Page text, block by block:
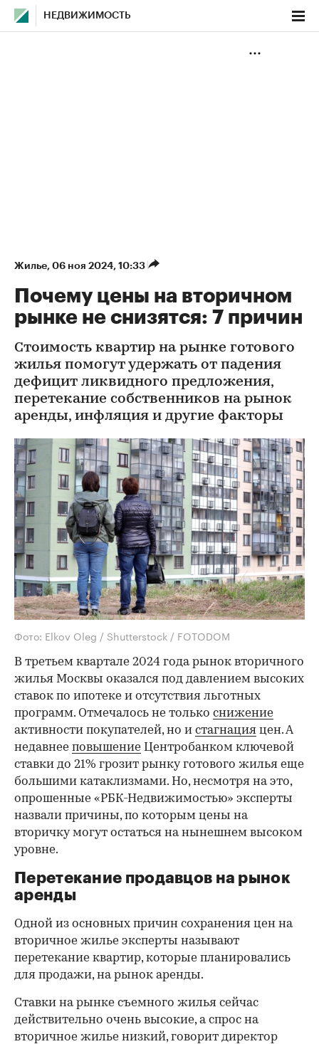
НЕДВИЖИМОСТЬ
Жилье⁠, 06 ноя 2024, 10:33
Почему цены на вторичном
рынке не снизятся: 7 причин
Стоимость квартир на рынке готового
жилья помогут удержать от падения
дефицит ликвидного предложения,
перетекание собственников на рынок
аренды, инфляция и другие факторы
Фото: Elkov Oleg / Shutterstock / FOTODOM
В третьем квартале 2024 года рынок вторичного
жилья Москвы оказался под давлением высоких
ставок по ипотеке и отсутствия льготных
программ. Отмечалось не только снижение
активности покупателей, но и стагнация цен. А
недавнее повышение Центробанком ключевой
ставки до 21% грозит рынку готового жилья еще
большими катаклизмами. Но, несмотря на это,
опрошенные «РБК-Недвижимостью» эксперты
назвали причины, по которым цены на
вторичку могут остаться на нынешнем высоком
уровне.
Перетекание продавцов на рынок
аренды
Одной из основных причин сохранения цен на
вторичное жилье эксперты называют
перетекание квартир, которые планировались
для продажи, на рынок аренды.
Ставки на рынке съемного жилья сейчас
действительно очень высокие, а спрос на
вторичное жилье низкий, говорит директор